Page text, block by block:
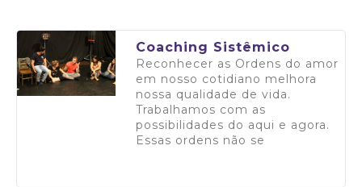
Coaching Sistêmico
Reconhecer as Ordens do amor
em nosso cotidiano melhora
nossa qualidade de vida.
Trabalhamos com as
possibilidades do aqui e agora.
Essas ordens não se